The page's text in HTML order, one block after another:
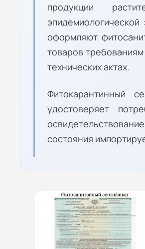
продукции
оформляют
товаров
технических актах.
Фитокарантинный
удостоверяет
состояния